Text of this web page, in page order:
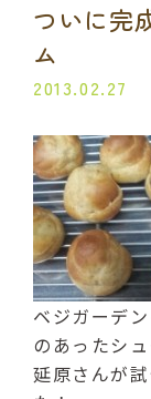
コラボ・
BLOG
よくある
ご利用規約
プライバシ
ついに完
ム
2013.02.27
ベジガーデ
のあったシ
延原さんが